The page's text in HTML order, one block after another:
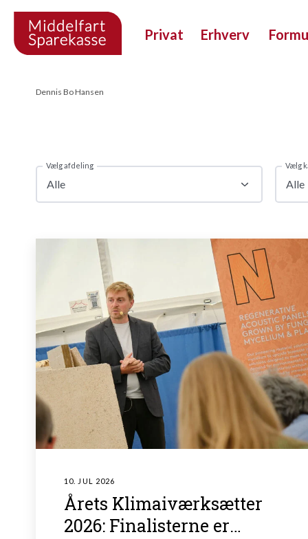
Privat Erhverv
Dennis Bo Hansen
Vælg afdeling
Alle
Vælg
Alle
10. JUL 2026
Årets Klimaiværksætter
2026: Finalisterne er